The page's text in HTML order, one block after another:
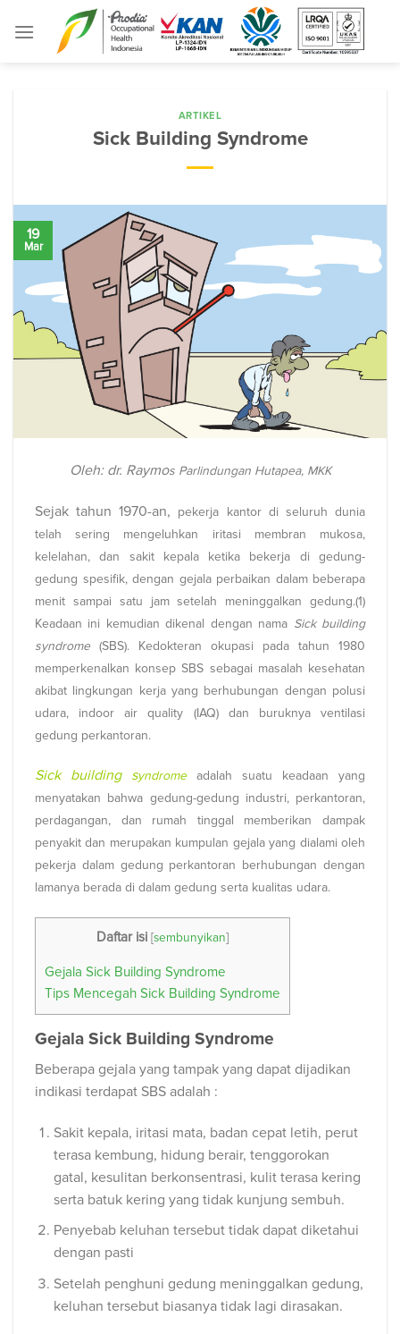
ARTIKEL
Sick Building Syndrome
19
Mar
Oleh: dr. Raymos Parlindungan Hutapea, MKK
Sejak tahun 1970-an, pekerja kantor di seluruh dunia
telah sering mengeluhkan iritasi membran mukosa,
kelelahan, dan sakit kepala ketika bekerja di gedung-
gedung spesifik, dengan gejala perbaikan dalam beberapa
menit sampai satu jam setelah meninggalkan gedung.(1)
Keadaan ini kemudian dikenal dengan nama Sick building
syndrome (SBS). Kedokteran okupasi pada tahun 1980
memperkenalkan konsep SBS sebagai masalah kesehatan
akibat lingkungan kerja yang berhubungan dengan polusi
udara, indoor air quality (IAQ) dan buruknya ventilasi
gedung perkantoran.
Sick building syndromeadalah suatu keadaan yang
menyatakan bahwa gedung-gedung industri, perkantoran,
perdagangan, dan rumah tinggal memberikan dampak
penyakit dan merupakan kumpulan gejala yang dialami oleh
pekerja dalam gedung perkantoran berhubungan dengan
lamanya berada di dalam gedung serta kualitas udara.
Daftar isi [sembunyikan]
Gejala Sick Building Syndrome
Tips Mencegah Sick Building Syndrome
Gejala Sick Building Syndrome
Beberapa gejala yang tampak yang dapat dijadikan
indikasi terdapat SBS adalah :
Sakit kepala, iritasi mata, badan cepat letih, perut
terasa kembung, hidung berair, tenggorokan
gatal, kesulitan berkonsentrasi, kulit terasa kering
serta batuk kering yang tidak kunjung sembuh.
Penyebab keluhan tersebut tidak dapat diketahui
dengan pasti
Setelah penghuni gedung meninggalkan gedung,
keluhan tersebut biasanya tidak lagi dirasakan.